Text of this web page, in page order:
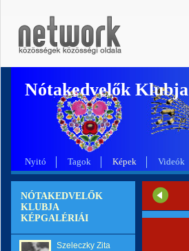
Nótakedvelők Klubja
Nyitó Tagok Képek Videók
NÓTAKEDVELŐK
KLUBJA
KÉPGALÉRIÁI
Szeleczky Zita